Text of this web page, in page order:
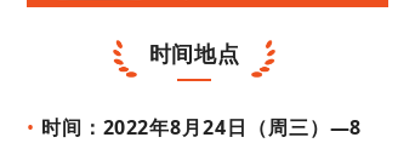
时间地点
• 时间： 2022年8月24日（周三）—8